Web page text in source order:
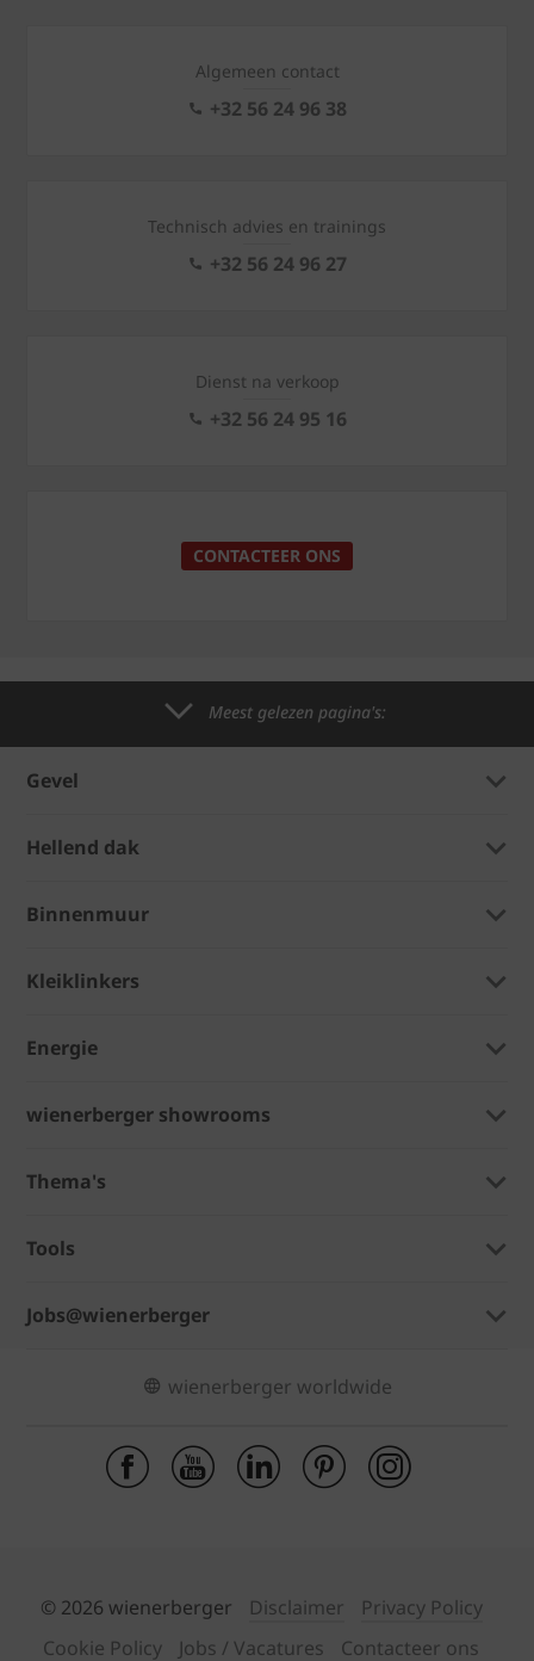
Algemeen contact
+32 56 24 96 38
Technisch advies en trainings
+32 56 24 96 27
Dienst na verkoop
+32 56 24 95 16
CONTACTEER ONS
Meest gelezen pagina's:
Gevel
Hellend dak
Binnenmuur
Kleiklinkers
Energie
wienerberger showrooms
Thema's
Tools
Jobs@wienerberger
wienerberger worldwide
© 2026 wienerberger Disclaimer
Privacy Policy
Cookie Policy
Jobs / Vacatures Contacteer ons